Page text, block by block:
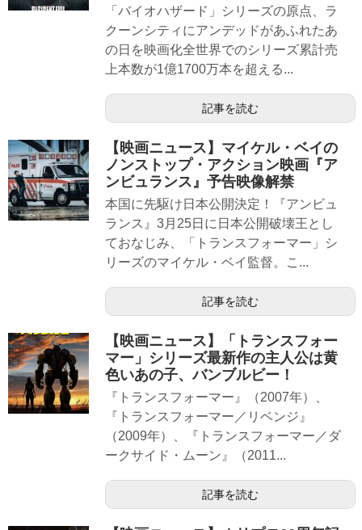
「バイオハザード」シリーズの原点、ラ
クーンシティにアンデッドがあふれたあ
の日を映画化全世界でのシリーズ累計売
上本数が1億1700万本を超える...
記事を読む
【映画ニュース】マイケル・ベイの
ノンストップ・アクション映画『ア
ンビュランス』予告映像解禁
本国に先駆け日本公開決定！『アンビュ
ランス』3月25日に日本公開破壊王とし
ておなじみ、「トランスフォーマー」シ
リーズのマイケル・ベイ監督。こ...
記事を読む
【映画ニュース】「トランスフォー
マー」シリーズ最新作の主人公は黄
色いあの子、バンブルビー！
『トランスフォーマー』（2007年）、
『トランスフォーマー／リベンジ』
（2009年）、『トランスフォーマー／ダ
ークサイド・ムーン』（2011...
記事を読む